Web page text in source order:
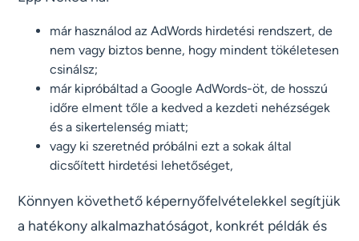
már használod az AdWords hirdetési rendszert, de
nem vagy biztos benne, hogy mindent tökéletesen
csinálsz;
már kipróbáltad a Google AdWords-öt, de hosszú
időre elment tőle a kedved a kezdeti nehézségek
és a sikertelenség miatt;
vagy ki szeretnéd próbálni ezt a sokak által
dicsőített hirdetési lehetőséget,
Könnyen követhető képernyőfelvételekkel segítjük
a hatékony alkalmazhatóságot, konkrét példák és